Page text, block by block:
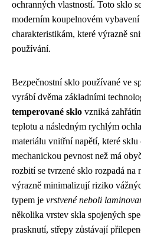
ochranných vlastností. Toto sklo
moderním koupelnovém
charakteristikám, které výrazně
používání.
Bezpečnostní sklo používané ve
vyrábí dvěma základními
temperované sklo vzniká
teplotu a následným rychlým
materiálu vnitřní napětí, které sklu
mechanickou pevnost než má
rozbití se tvrzené sklo rozpadá na
výrazně minimalizují riziko
typem je vrstvené neboli
několika vrstev skla spojených
prasknutí, střepy zůstávají